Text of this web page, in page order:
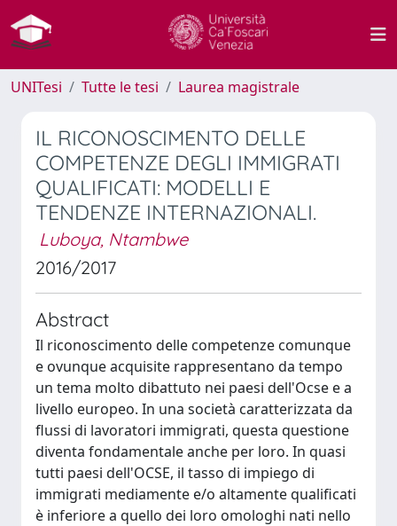
UNITesi Tutte le tesi Laurea magistrale
IL RICONOSCIMENTO DELLE
COMPETENZE DEGLI IMMIGRATI
QUALIFICATI: MODELLI E
TENDENZE INTERNAZIONALI.
Luboya, Ntambwe
2016/2017
Abstract
Il riconoscimento delle competenze comunque
e ovunque acquisite rappresentano da tempo
un tema molto dibattuto nei paesi dell'Ocse e a
livello europeo. In una società caratterizzata da
flussi di lavoratori immigrati, questa questione
diventa fondamentale anche per loro. In quasi
tutti paesi dell'OCSE, il tasso di impiego di
immigrati mediamente e/o altamente qualificati
è inferiore a quello dei loro omologhi nati nello